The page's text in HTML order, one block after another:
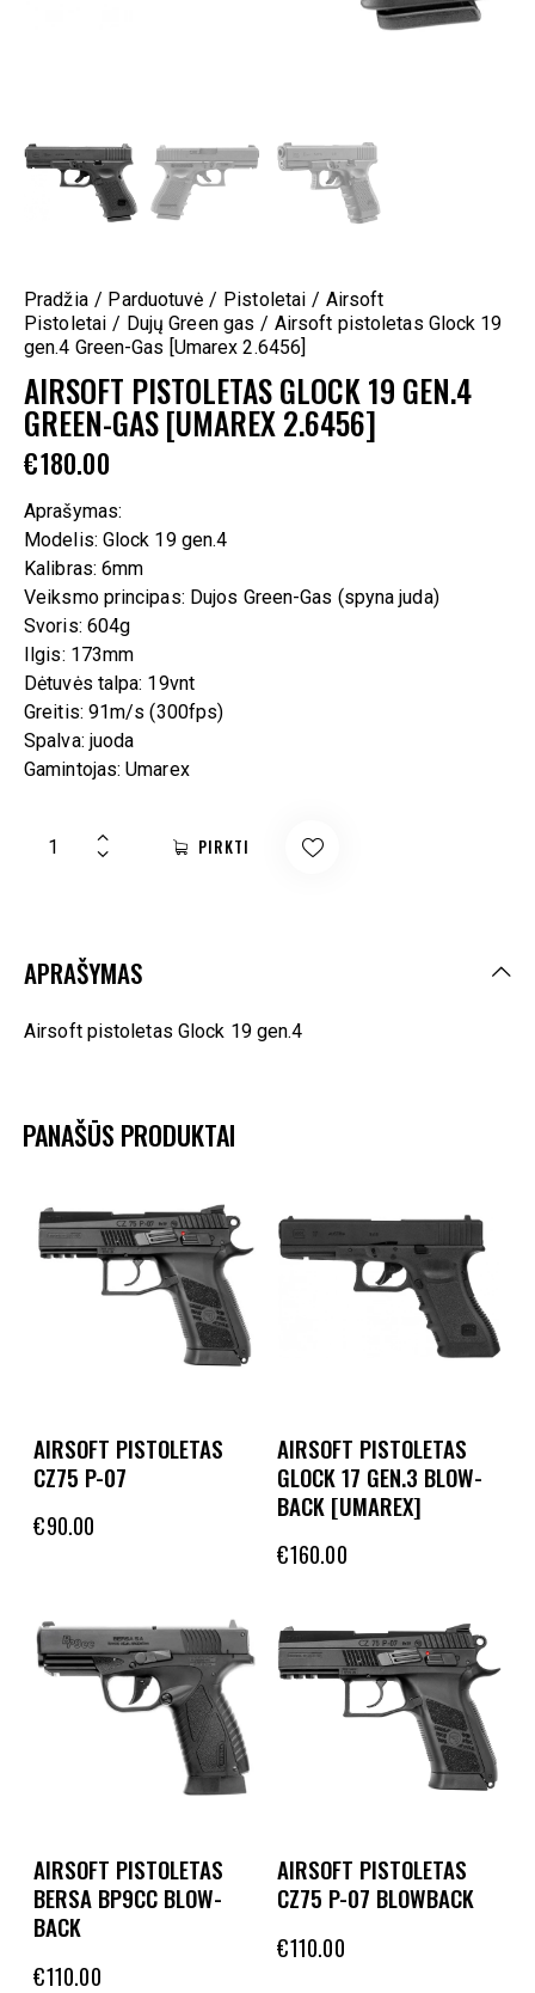
Pradžia Parduotuvė Pistoletai
Airsoft
Pistoletai
Dujų Green gas
Airsoft pistoletas Glock 19
gen.4 Green-Gas [Umarex 2.6456]
AIRSOFT PISTOLETAS GLOCK 19 GEN.4
GREEN-GAS [UMAREX 2.6456]
€180.00
Aprašymas:
Modelis: Glock 19 gen.4
Kalibras: 6mm
Veiksmo principas: Dujos Green-Gas (spyna juda)
Svoris: 604g
Ilgis: 173mm
Dėtuvės talpa: 19vnt
Greitis: 91m/s (300fps)
Spalva: juoda
Gamintojas: Umarex
PIRKTI
APRAŠYMAS
Airsoft pistoletas Glock 19 gen.4
PANAŠŪS PRODUKTAI
AIRSOFT PISTOLETAS
CZ75 P-07
€90.00
AIRSOFT PISTOLETAS
GLOCK 17 GEN.3 BLOW-
BACK [UMAREX]
€160.00
AIRSOFT PISTOLETAS
BERSA BP9CC BLOW-
BACK
€110.00
AIRSOFT PISTOLETAS
CZ75 P-07 BLOWBACK
€110.00